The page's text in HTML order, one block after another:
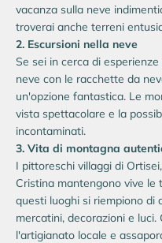
vacanza sulla neve
troverai anche terreni
2. Escursioni nella neve
Se sei in cerca di
neve con le racchette da
un'opzione fantastica. Le
vista spettacolare e la
incontaminati.
3. Vita di montagna
I pittoreschi villaggi di
Cristina mantengono vive le
questi luoghi si riempiono di
mercatini, decorazioni e
l'artigianato locale e